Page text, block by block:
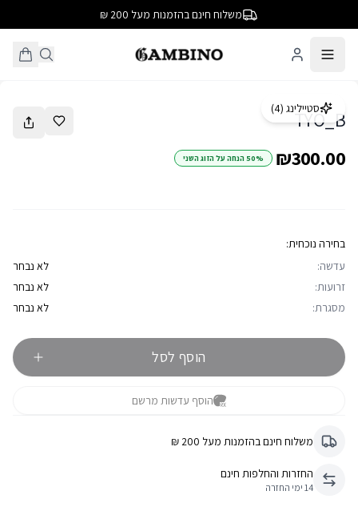
משלוח חינם בהזמנות מעל 200 ₪
11
סטיילינג (4
)
TYO_B
₪300.00
50% הנחה על הזוג השני
בחירה נוכחית:
עדשה:
לא נבחר
זרועות:
לא נבחר
מסגרת:
לא נבחר
הוסף לסל
הוסף עדשות מרשם
משלוח חינם בהזמנות מעל 200 ₪
החזרות והחלפות חינם
14 ימי החזרה